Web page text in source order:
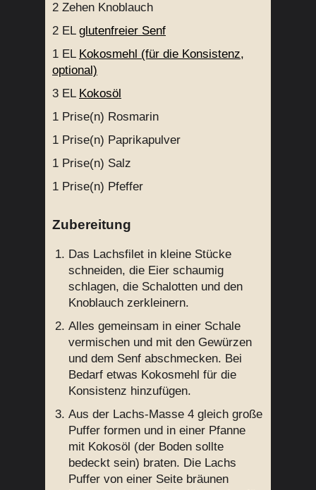
2 Zehen Knoblauch
2 EL glutenfreier Senf
1 EL Kokosmehl (für die Konsistenz,
optional)
3 EL Kokosöl
1 Prise(n) Rosmarin
1 Prise(n) Paprikapulver
1 Prise(n) Salz
1 Prise(n) Pfeffer
Zubereitung
Das Lachsfilet in kleine Stücke
schneiden, die Eier schaumig
schlagen, die Schalotten und den
Knoblauch zerkleinern.
Alles gemeinsam in einer Schale
vermischen und mit den Gewürzen
und dem Senf abschmecken. Bei
Bedarf etwas Kokosmehl für die
Konsistenz hinzufügen.
Aus der Lachs-Masse 4 gleich große
Puffer formen und in einer Pfanne
mit Kokosöl (der Boden sollte
bedeckt sein) braten. Die Lachs
Puffer von einer Seite bräunen